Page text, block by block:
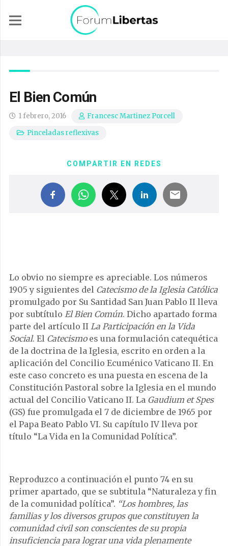
El Bien Común
1 febrero, 2016
Francesc Martinez Porcell
Pinceladas reflexivas
COMPARTIR EN REDES
Lo obvio no siempre es apreciable. Los números
1905 y siguientes del Catecismo de la Iglesia Católica
promulgado por Su Santidad San Juan Pablo II lleva
por subtítulo El Bien Común. Dicho apartado forma
parte del artículo II La Participación en la Vida
Social. El Catecismoes una formulación catequética
de la doctrina de la Iglesia, escrito en orden a la
aplicación del Concilio Ecuménico Vaticano II. En
este caso concreto es una puesta en escena de la
Constitución Pastoral sobre la Iglesia en el mundo
actual del Concilio Vaticano II. La Gaudium et Spes
(GS) fue promulgada el 7 de diciembre de 1965 por
el Papa Beato Pablo VI. Su capítulo IV lleva por
título “La Vida en la Comunidad Política”.
Reproduzco a continuación el punto 74 en su
primer apartado, que se subtitula “Naturaleza y fin
de la comunidad política”. “Los hombres, las
familias y los diversos grupos que constituyen la
comunidad civil son conscientes de su propia
insuficiencia para lograr una vida plenamente